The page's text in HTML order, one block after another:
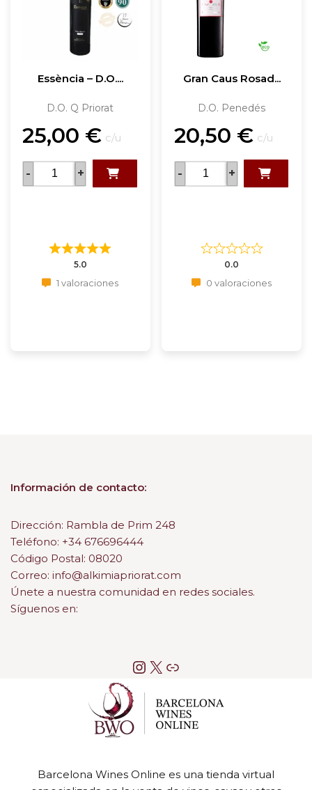
Essència – D.O....
D.O. Q Priorat
25,00 € c/u
- +
5.0
1 valoraciones
Gran Caus Rosad...
D.O. Penedés
20,50 € c/u
- +
0.0
0 valoraciones
Información de contacto:
Dirección: Rambla de Prim 248
Teléfono: +34 676696444
Código Postal: 08020
Correo: info@alkimiapriorat.com
Únete a nuestra comunidad en redes sociales.
Síguenos en:
Barcelona Wines Online es una tienda virtual